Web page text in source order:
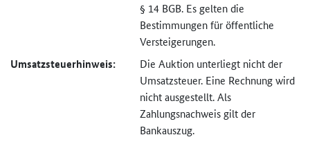
§ 14 BGB. Es gelten die
Bestimmungen für öffentliche
Versteigerungen.
Umsatzsteuer­hinweis:
Die Auktion unterliegt nicht der
Umsatzsteuer. Eine Rechnung wird
nicht ausgestellt. Als
Zahlungsnachweis gilt der
Bankauszug.